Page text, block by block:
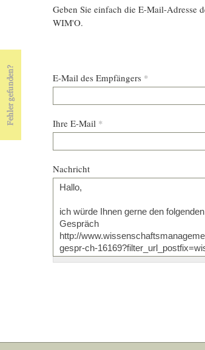
Geben Sie einfach die E-Mail-Adresse
WIM'O.
E-Mail des Empfängers *
Ihre E-Mail *
Nachricht